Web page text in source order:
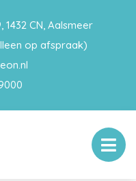
CN, Aalsmeer
op afspraak)